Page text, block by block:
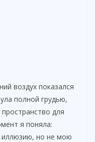
воздух показался
полной грудью,
для
я поняла:
иллюзию, но не мою